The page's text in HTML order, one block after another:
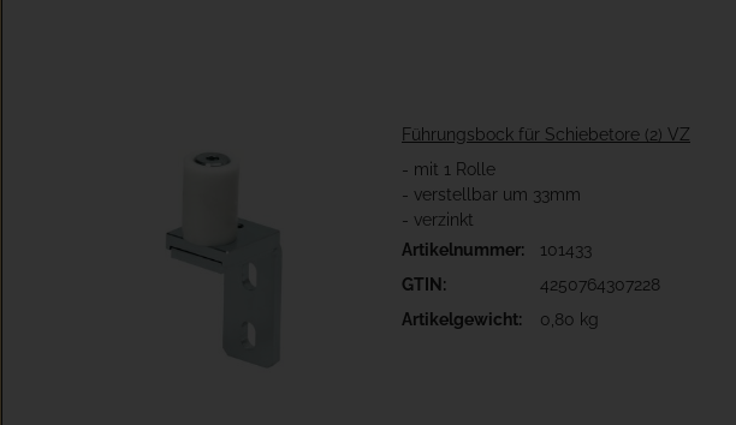
Führungsbock für Schiebetore (2) VZ
- mit 1 Rolle
- verstellbar um 33mm
- verzinkt
Artikelnummer:
101433
GTIN:
4250764307228
Artikelgewicht:
0,80 kg